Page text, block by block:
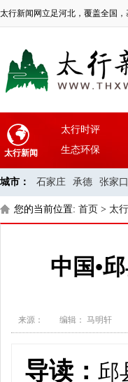
太行新闻网立足河北，覆盖全国，
太行新闻
太行时评
生态环保
城市： 石家庄 承德 张家口
您的当前位置: 首页 > 太
中国•
来源： 编辑： 马明轩
导读： 邱